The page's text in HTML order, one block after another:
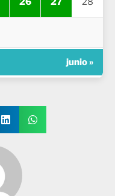
junio »